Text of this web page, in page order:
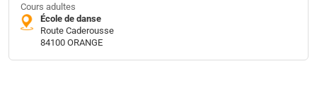
Cours adultes
École de danse
Route Caderousse
84100 ORANGE